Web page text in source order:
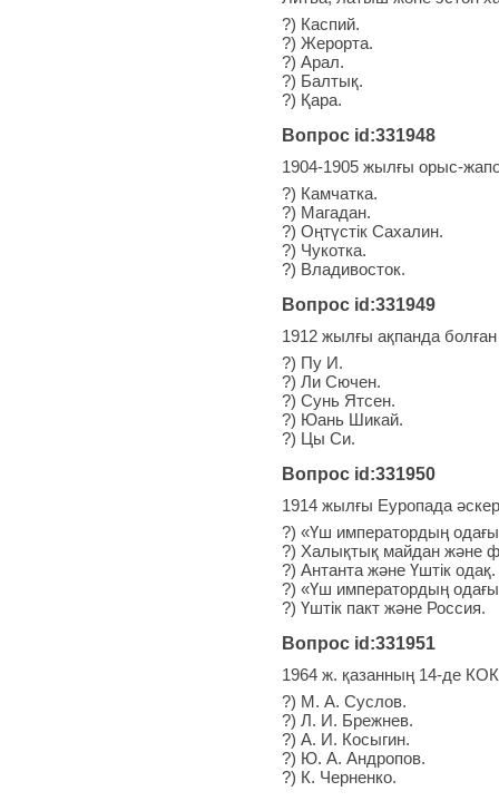
?) Каспий.
?) Жерорта.
?) Арал.
?) Балтық.
?) Қара.
Вопрос id:331948
1904-1905 жылғы орыс-
?) Камчатка.
?) Магадан.
?) Оңтүстік Сахалин.
?) Чукотка.
?) Владивосток.
Вопрос id:331949
1912 жылғы ақпанда
?) Пу И.
?) Ли Сючен.
?) Сунь Ятсен.
?) Юань Шикай.
?) Цы Си.
Вопрос id:331950
1914 жылғы Еуропада
?) «Үш императордың
?) Халықтық майдан және
?) Антанта және Үштік одақ.
?) «Үш императордың
?) Үштік пакт және Россия.
Вопрос id:331951
1964 ж. қазанның 14-де
?) М. А. Суслов.
?) Л. И. Брежнев.
?) А. И. Косыгин.
?) Ю. А. Андропов.
?) К. Черненко.